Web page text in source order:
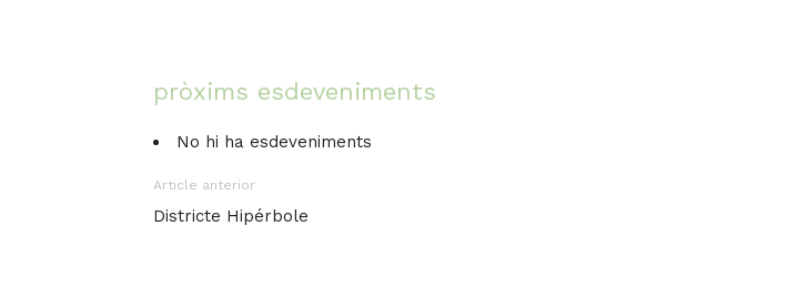
pròxims esdeveniments
No hi ha esdeveniments
Article anterior
Districte Hipérbole